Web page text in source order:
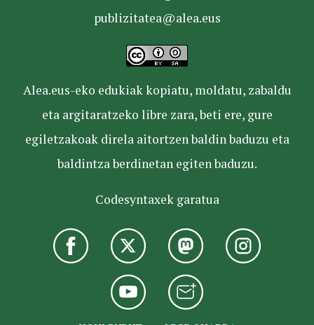
publizitatea@alea.eus
Alea.eus-eko edukiak kopiatu, moldatu, zabaldu
eta argitaratzeko libre zara, beti ere, gure
egiletzakoak direla aitortzen baldin baduzu eta
baldintza berdinetan egiten baduzu.
Codesyntaxek garatua